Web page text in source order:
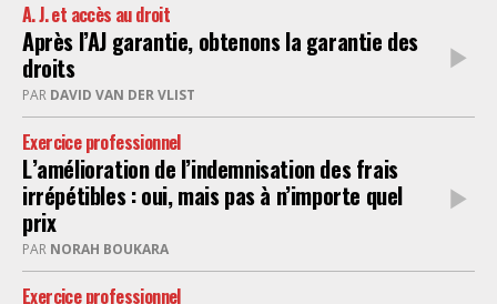
A. J. et accès au droit
Après l’AJ garantie, obtenons la garantie des
droits
PAR DAVID VAN DER VLIST
Exercice professionnel
L’amélioration de l’indemnisation des frais
irrépétibles : oui, mais pas à n’importe quel
prix
PAR NORAH BOUKARA
Exercice professionnel